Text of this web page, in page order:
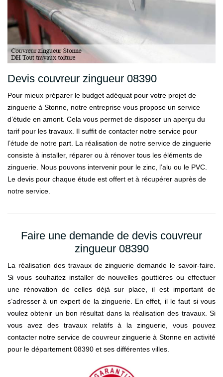
Devis couvreur zingueur 08390
Pour mieux préparer le budget adéquat pour votre projet de
zinguerie à Stonne, notre entreprise vous propose un service
d’étude en amont. Cela vous permet de disposer un aperçu du
tarif pour les travaux. Il suffit de contacter notre service pour
l’étude de notre part. La réalisation de notre service de zinguerie
consiste à installer, réparer ou à rénover tous les éléments de
zinguerie. Nous pouvons intervenir pour le zinc, l’alu ou le PVC.
Le devis pour chaque étude est offert et à récupérer auprès de
notre service.
Faire une demande de devis couvreur
zingueur 08390
La réalisation des travaux de zinguerie demande le savoir-faire.
Si vous souhaitez installer de nouvelles gouttières ou effectuer
une rénovation de celles déjà sur place, il est important de
s’adresser à un expert de la zinguerie. En effet, il le faut si vous
voulez obtenir un bon résultat dans la réalisation des travaux. Si
vous avez des travaux relatifs à la zinguerie, vous pouvez
contacter notre service de couvreur zinguerie à Stonne en activité
pour le département 08390 et ses différentes villes.